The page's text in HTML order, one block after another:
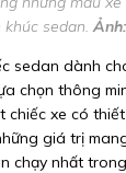
khúc sedan.
sedan dành
chọn thông
chiếc xe có
giá trị
chạy nhất